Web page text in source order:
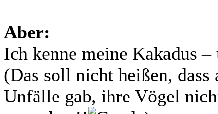
Aber:
Ich kenne meine Kakadus –
(Das soll nicht heißen, dass
Unfälle gab, ihre Vögel